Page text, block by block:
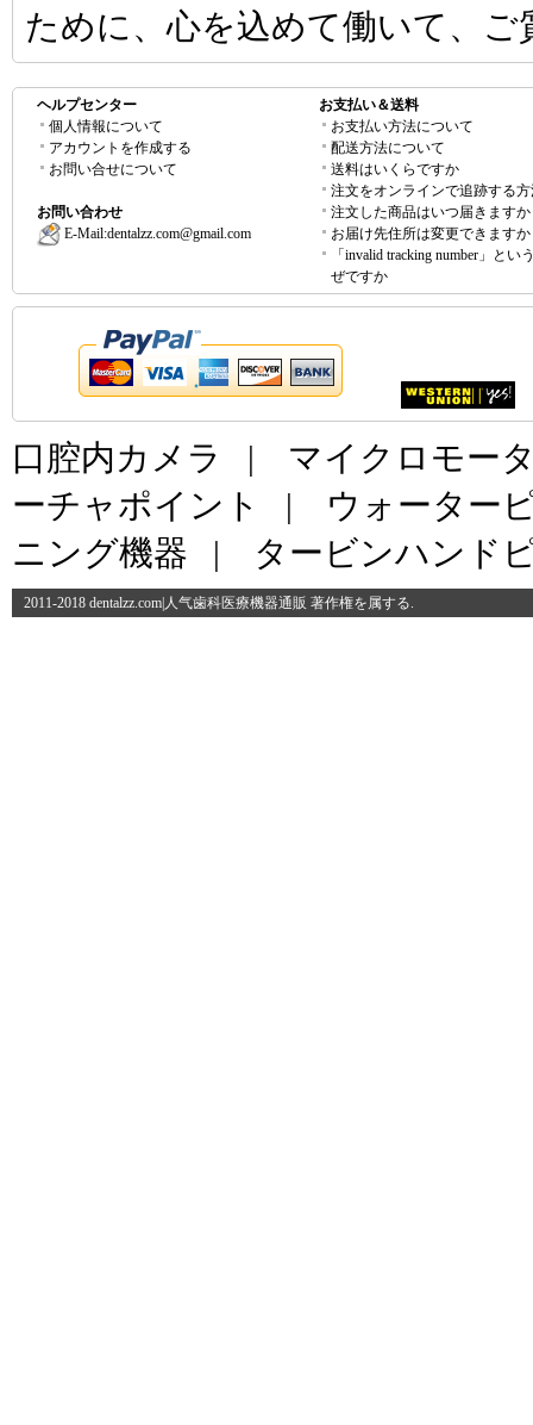
ために、心を込めて働いて、
ヘルプセンター
個人情報について
アカウントを作成する
お問い合せについて
お問い合わせ
E-Mail:dentalzz.com@gmail.com
お支払い＆送料
お支払い方法について
配送方法について
送料はいくらですか
注文をオンラインで追跡する
注文した商品はいつ届きますか
お届け先住所は変更できますか
「invalid tracking number」とい
ぜですか
口腔内カメラ | マイクロモー
ーチャポイント
| ウォーター
ニング機器 | タービンハンド
2011-2018 dentalzz.com|人气歯科医療機器通販 著作権を属する.